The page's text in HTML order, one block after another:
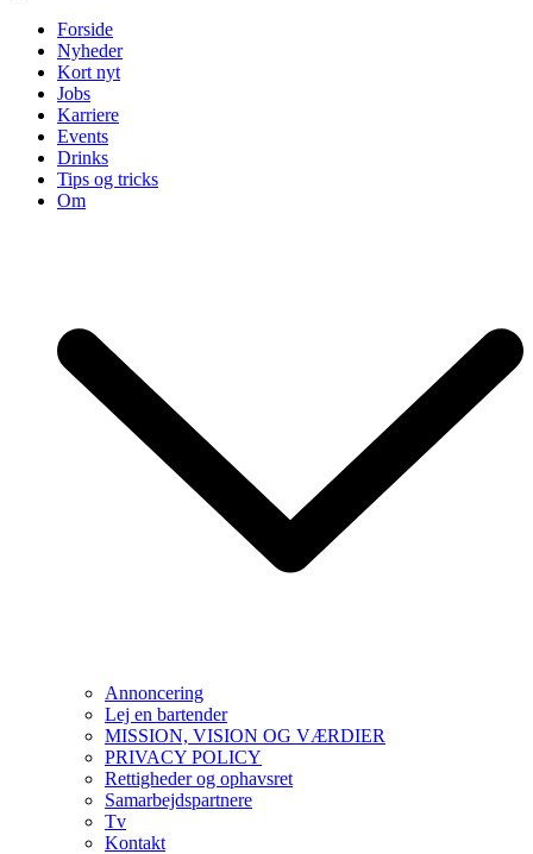
Forside
Nyheder
Kort nyt
Jobs
Karriere
Events
Drinks
Tips og tricks
Om
Annoncering
Lej en bartender
MISSION, VISION OG VÆRDIER
PRIVACY POLICY
Rettigheder og ophavsret
Samarbejdspartnere
Tv
Kontakt